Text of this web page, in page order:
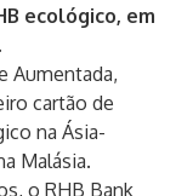
ecológico, em
Aumentada,
cartão de
na Ásia-
Malásia.
o RHB Bank